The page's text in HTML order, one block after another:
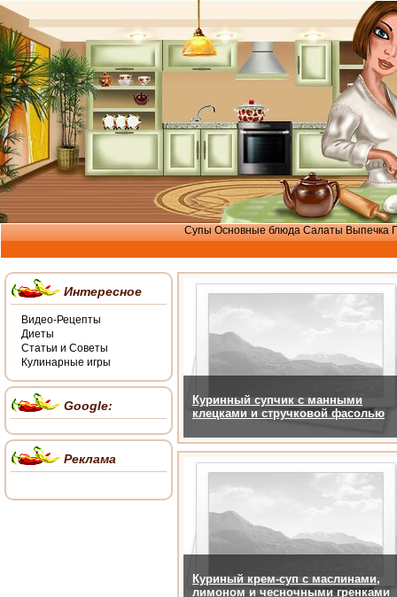
Супы Основные блюда Салаты Выпечка
Куринный супчик с манными
клецками и стручковой фасолью
Куриный крем-суп с маслинами,
лимоном и чесночными гренками
Интересное
Видео-Рецепты
Диеты
Статьи и Советы
Кулинарные игры
Google:
Реклама